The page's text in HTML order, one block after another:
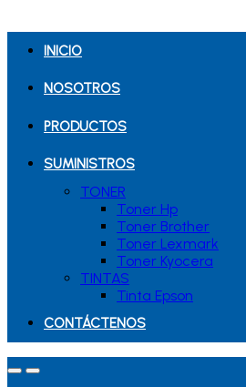
INICIO
NOSOTROS
PRODUCTOS
SUMINISTROS
TONER
Toner Hp
Toner Brother
Toner Lexmark
Toner Kyocera
TINTAS
Tinta Epson
CONTÁCTENOS